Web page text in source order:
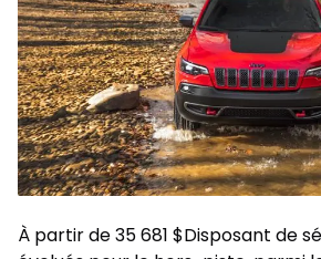
À partir de 35 681 $Disposant de